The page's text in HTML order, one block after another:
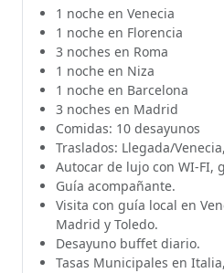
1 noche en Venecia
1 noche en Florencia
3 noches en Roma
1 noche en Niza
1 noche en Barcelona
3 noches en Madrid
Comidas: 10 desayunos
Traslados: Llegada/
Autocar de lujo con WI-FI,
Guía acompañante.
Visita con guía local en
Madrid y Toledo.
Desayuno buffet diario.
Tasas Municipales en